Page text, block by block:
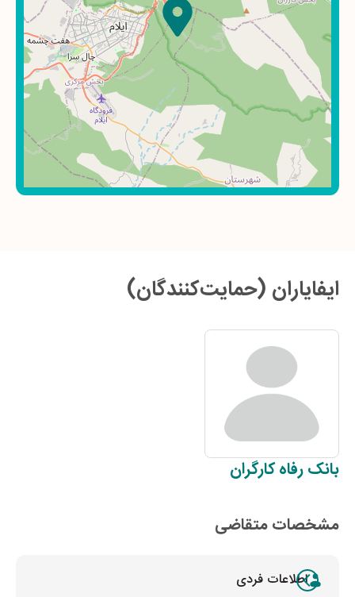
ایفایاران (حمایت‌کنندگان)
بانکرفاه کارگران
مشخصات متقاضی
اطلاعات فردی